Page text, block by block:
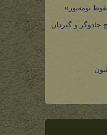
جادوگر و گیردان